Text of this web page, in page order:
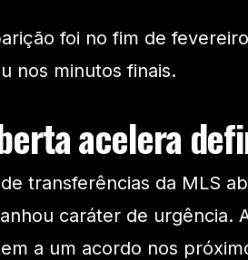
foi no fim de
nos minutos finais.
acelera
transferências da MLS
caráter de urgência.
a um acordo nos